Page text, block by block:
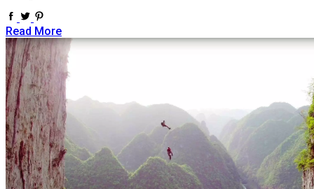
Read More